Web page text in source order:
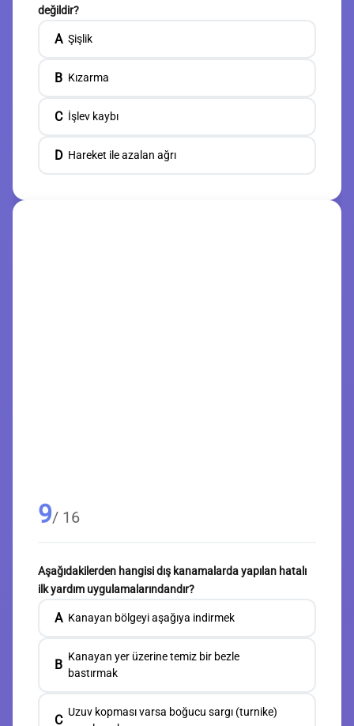
değildir?
A Şişlik
B Kızarma
C İşlev kaybı
D Hareket ile azalan ağrı
9/ 16
Aşağıdakilerden hangisi dış kanamalarda yapılan hatalı
ilk yardım uygulamalarındandır?
A Kanayan bölgeyi aşağıya indirmek
B
Kanayan yer üzerine temiz bir bezle
bastırmak
C
Uzuv kopması varsa boğucu sargı (turnike)